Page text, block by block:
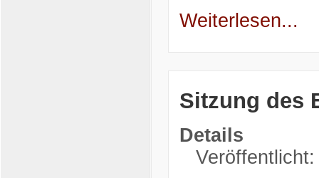
Weiterlesen...
Sitzung des
Details